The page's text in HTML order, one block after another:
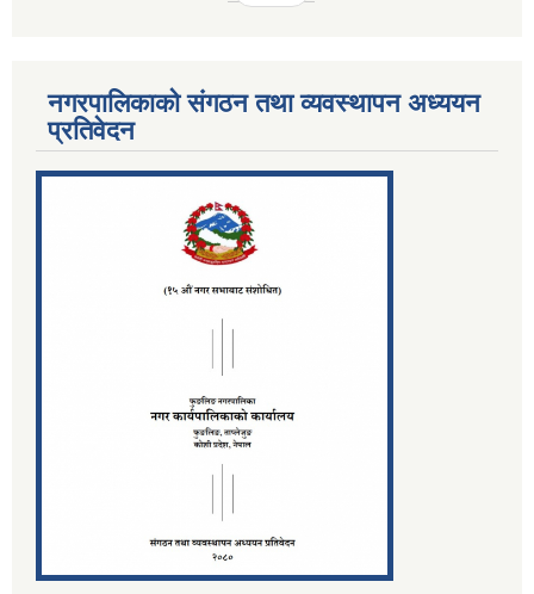
नगरपालिकाको संगठन तथा व्यवस्थापन अध्ययन
प्रतिवेदन